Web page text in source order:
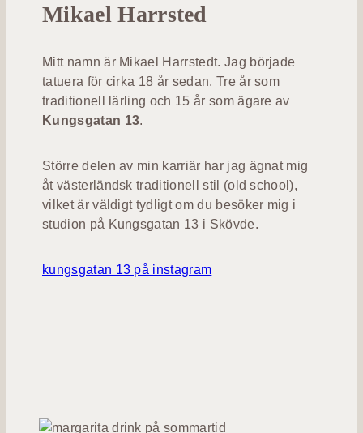
Mikael Harrsted
Mitt namn är Mikael Harrstedt. Jag började
tatuera för cirka 18 år sedan. Tre år som
traditionell lärling och 15 år som ägare av
Kungsgatan 13.
Större delen av min karriär har jag ägnat mig
åt västerländsk traditionell stil (old school),
vilket är väldigt tydligt om du besöker mig i
studion på Kungsgatan 13 i Skövde.
kungsgatan 13 på instagram